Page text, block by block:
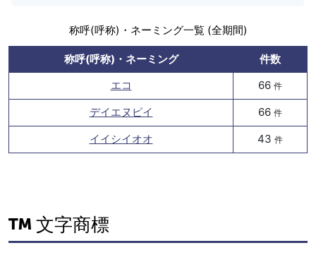
称呼(呼称)・ネーミング一覧 (全期間)
称呼(呼称)・ネーミング
件数
エコ
66 件
デイエヌピイ 66 件
イイシイオオ 43 件
文字商標